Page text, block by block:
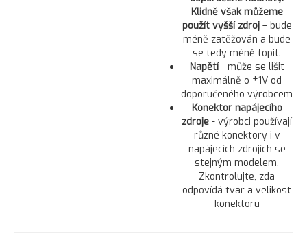
Klidně však můžeme
použít vyšší zdroj– bude
méně zatěžován a bude
se tedy méně topit.
Napětí- může se lišit
maximálně o ±1V od
doporučeného výrobcem
Konektor napájecího
zdroje - výrobci používají
různé konektory i v
napájecích zdrojích se
stejným modelem.
Zkontrolujte, zda
odpovídá tvar a velikost
konektoru